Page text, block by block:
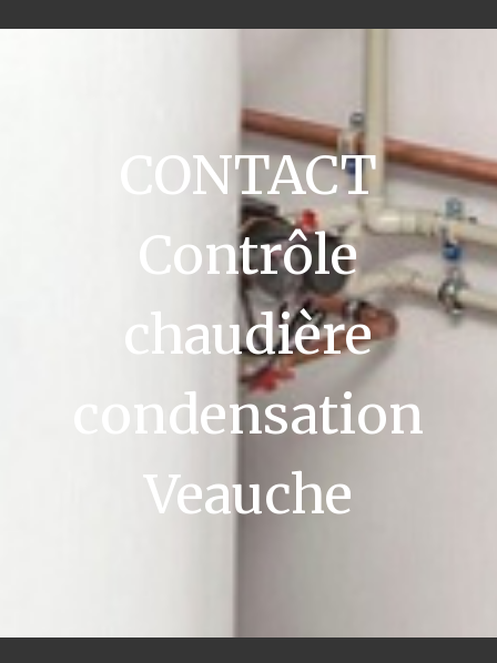
CONTACT
Contrôle
chaudière
condensation
Veauche